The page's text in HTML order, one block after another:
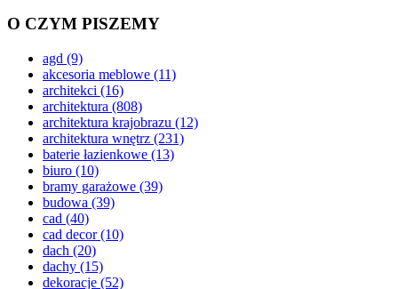
O CZYM PISZEMY
agd (9)
akcesoria meblowe (11)
architekci (16)
architektura (808)
architektura krajobrazu (12)
architektura wnętrz (231)
baterie łazienkowe (13)
biuro (10)
bramy garażowe (39)
budowa (39)
cad (40)
cad decor(10)
dach (20)
dachy (15)
dekoracje (52)